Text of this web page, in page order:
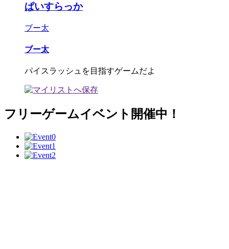
ぱいすらっか
ブー太
ブー太
パイスラッシュを目指すゲームだよ
フリーゲームイベント開催中！